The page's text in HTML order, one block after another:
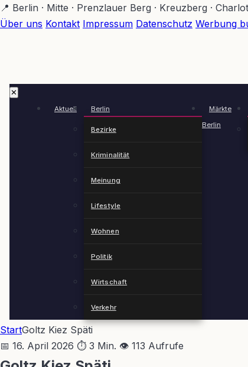
Zum
Hauptinhalt
📍 Berlin · Mitte · Prenzlauer Berg · Kreuzberg ·
Über uns Kontakt Impressum Datenschutz Werbung
✕
Aktuell Berlin
Bezirke
Kriminalität
Meinung
Lifestyle
Wohnen
Politik
Wirtschaft
Verkehr
Märkte
Berlin
StartGoltz Kiez Späti
📅 16. April 2026 ⏱ 3 Min. 👁 113 Aufrufe